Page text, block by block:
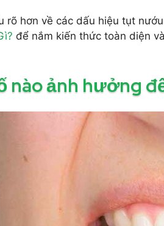
rõ hơn về các dấu hiệu tụt
để nắm kiến thức toàn diện
nào ảnh hưởng